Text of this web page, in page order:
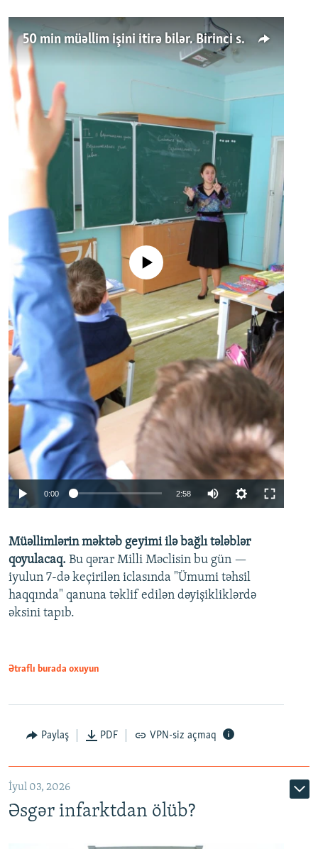
50 min müəllim işini itirə bilər. Birinci sinfə gedənlər azalır
Auto 240p 360p 480p
720p 1080p
No media source currently available
0:00 2:58
360p
480p
720p
Müəllimlərin məktəb geyimi ilə bağlı tələblər
qoyulacaq. Bu qərar Milli Məclisin bu gün —
iyulun 7-də keçirilən iclasında "Ümumi təhsil
haqqında" qanuna təklif edilən dəyişikliklərdə
əksini tapıb.
Ətraflı burada oxuyun
Paylaş PDF VPN-siz açmaq
İyul 03, 2026
Əsgər infarktdan ölüb?